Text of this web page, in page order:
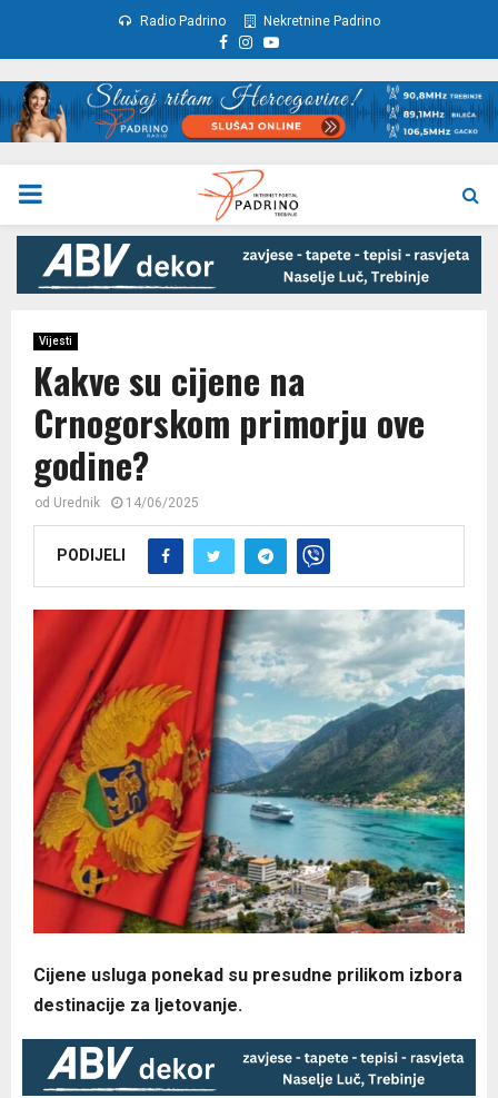
Radio Padrino Nekretnine Padrino
Facebook
Instagram
Youtube
PRIMARY
MENU
Vijesti
Kakve su cijene na
Crnogorskom primorju ove
godine?
od Urednik 14/06/2025
PODIJELI
Cijene usluga ponekad su presudne prilikom izbora
destinacije za ljetovanje.